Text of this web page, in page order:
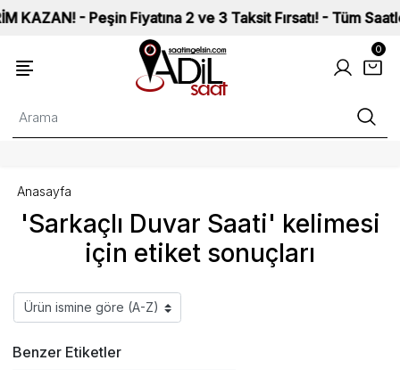
- Peşin Fiyatına 2 ve 3 Taksit Fırsatı! - Tüm
0
'Sarkaçlı Duvar Saati' kelimesi
için etiket sonuçları
Anasayfa
Benzer Etiketler